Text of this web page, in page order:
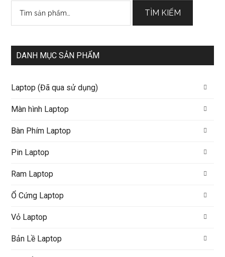
TÌM KIẾM
DANH MỤC SẢN PHẨM
Laptop (Đã qua sử dụng)
Màn hình Laptop
Bàn Phím Laptop
Pin Laptop
Ram Laptop
Ổ Cứng Laptop
Vỏ Laptop
Bản Lề Laptop